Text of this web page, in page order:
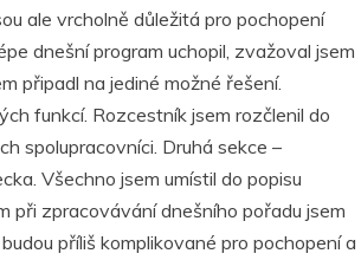
ale vrcholně důležitá pro pochopení
dnešní program uchopil, zvažoval jsem
připadl na jediné možné řešení.
funkcí. Rozcestník jsem rozčlenil do
spolupracovníci. Druhá sekce –
Všechno jsem umístil do popisu
při zpracovávání dnešního pořadu jsem
příliš komplikované pro pochopení a